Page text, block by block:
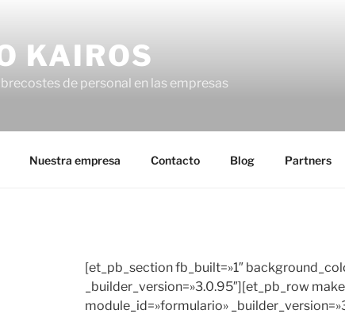
KAIROS
de personal en las empresas
Nuestra empresa Contacto Blog Partners
[et_pb_section fb_built=»1″
_builder_version=»3.0.95″][et_pb_row
module_id=»formulario»